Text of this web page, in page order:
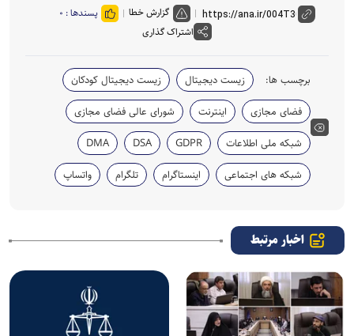
گزارش خطا پسندها : ۰
اشتراک گذاری
برچسب ها: زیست دیجیتال
زیست دیجیتال کودکان
فضای مجازی
اینترنت
شورای عالی فضای مجازی
شبکه ملی اطلاعات
GDPR
DSA
DMA
شبکه های اجتماعی
اینستاگرام تلگرام واتساپ
اخبار مرتبط